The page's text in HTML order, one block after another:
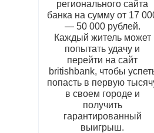
регионального сайта
банка на сумму от 17
— 50 000 рублей.
Каждый житель может
попытать удачу и
перейти на сайт
britishbank, чтобы
попасть в первую
в своем городе и
получить
гарантированный
выигрыш.